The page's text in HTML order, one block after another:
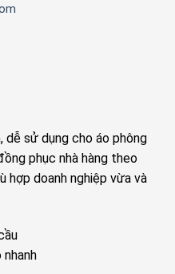
sử dụng cho áo phông
phục nhà hàng theo
hợp doanh nghiệp vừa và